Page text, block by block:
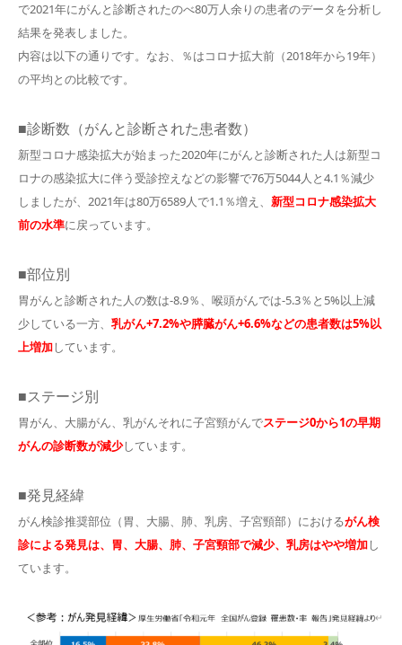
で2021年にがんと診断されたのべ80万人余りの患者のデータを分析し
結果を発表しました。
内容は以下の通りです。なお、％はコロナ拡大前（2018年から19年）
の平均との比較です。
■診断数（がんと診断された患者数）
新型コロナ感染拡大が始まった2020年にがんと診断された人は新型コ
ロナの感染拡大に伴う受診控えなどの影響で76万5044人と4.1％減少
しましたが、2021年は80万6589人で1.1％増え、 新型コロナ感染拡大
前の水準に戻っています。
■部位別
胃がんと診断された人の数は-8.9％、喉頭がんでは-5.3％と5%以上減
少している一方、 乳がん+7.2%や膵臓がん+6.6%などの患者数は5%以
上増加しています。
■ステージ別
胃がん、大腸がん、乳がんそれに子宮頸がんでステージ0から1の早期
がんの診断数が減少しています。
■発見経緯
がん検診推奨部位（胃、大腸、肺、乳房、子宮頸部）におけるがん検
診による発見は、胃、大腸、肺、 子宮頸部で減少、乳房はやや増加し
ています。